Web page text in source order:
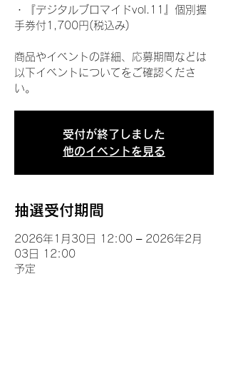
・『デジタルブロマイドvol.11』個別握
手券付1,700円(税込み)
商品やイベントの詳細、応募期間などは
以下イベントについてをご確認くださ
い。
受付が終了しました
他のイベントを見る
抽選受付期間
2026年1月30日 12:00 – 2026年2月
03日 12:00
予定